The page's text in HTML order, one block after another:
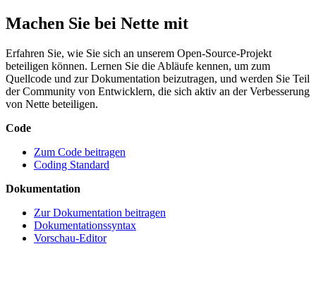
Machen Sie bei Nette mit
Erfahren Sie, wie Sie sich an unserem Open-Source-Projekt
beteiligen können. Lernen Sie die Abläufe kennen, um zum
Quellcode und zur Dokumentation beizutragen, und werden Sie Teil
der Community von Entwicklern, die sich aktiv an der Verbesserung
von Nette beteiligen.
Code
Zum Code beitragen
Coding Standard
Dokumentation
Zur Dokumentation beitragen
Dokumentationssyntax
Vorschau-Editor